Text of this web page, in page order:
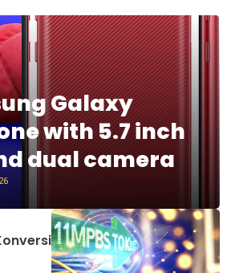
Galaxy
with 5.7 inch
dual camera